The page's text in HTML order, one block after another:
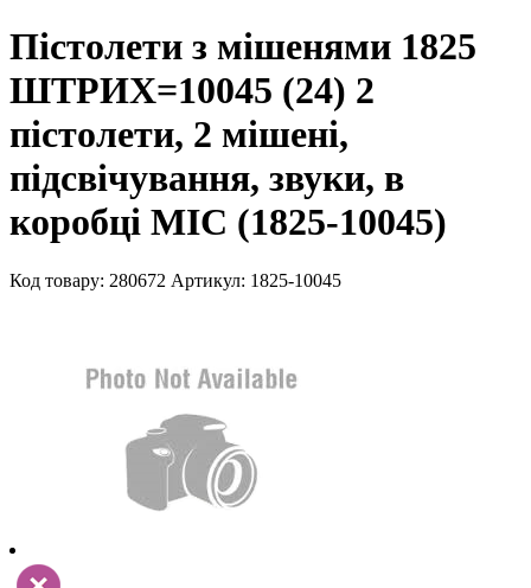
Пістолети з мішенями 1825
ШТРИХ=10045 (24) 2
пістолети, 2 мішені,
підсвічування, звуки, в
коробці MIC (1825-10045)
Код товару: 280672 Артикул: 1825-10045